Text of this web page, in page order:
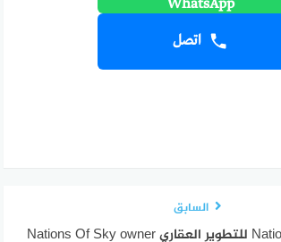
اتصل
السابق